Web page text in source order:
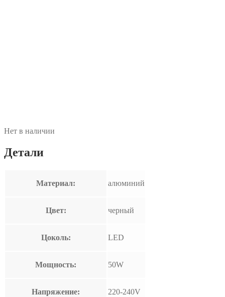
Нет в наличии
Детали
Материал: алюминий
Цвет: черный
Цоколь: LED
Мощность: 50W
Напряжение: 220-240V